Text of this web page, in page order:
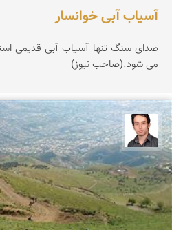
آسیاب آبی خوانسار
صدای سنگ تنها آسیاب آبی قدیمی
می شود.(صاحب نیوز)
فرصاد حیدری